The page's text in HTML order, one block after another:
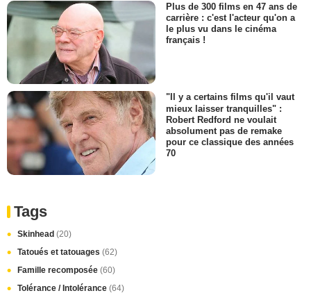
Plus de 300 films en 47 ans de
carrière : c'est l'acteur qu'on a
le plus vu dans le cinéma
français !
"Il y a certains films qu'il vaut
mieux laisser tranquilles" :
Robert Redford ne voulait
absolument pas de remake
pour ce classique des années
70
Tags
Skinhead (20)
Tatoués et tatouages (62)
Famille recomposée (60)
Tolérance / Intolérance (64)